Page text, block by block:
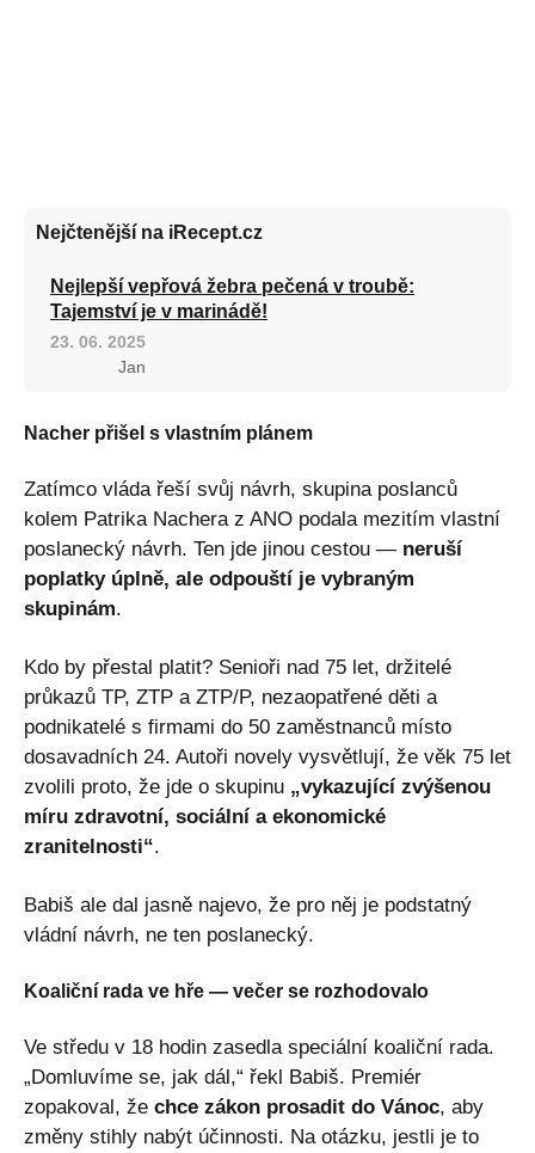
Nejčtenější na iRecept.cz
Nejlepší vepřová žebra pečená v troubě:
Tajemství je v marinádě!
23. 06. 2025
Jan
Nacher přišel s vlastním plánem
Zatímco vláda řeší svůj návrh, skupina poslanců
kolem Patrika Nachera z ANO podala mezitím vlastní
poslanecký návrh. Ten jde jinou cestou — neruší
poplatky úplně, ale odpouští je vybraným
skupinám.
Kdo by přestal platit? Senioři nad 75 let, držitelé
průkazů TP, ZTP a ZTP/P, nezaopatřené děti a
podnikatelé s firmami do 50 zaměstnanců místo
dosavadních 24. Autoři novely vysvětlují, že věk 75 let
zvolili proto, že jde o skupinu „vykazující zvýšenou
míru zdravotní, sociální a ekonomické
zranitelnosti“.
Babiš ale dal jasně najevo, že pro něj je podstatný
vládní návrh, ne ten poslanecký.
Koaliční rada ve hře — večer se rozhodovalo
Ve středu v 18 hodin zasedla speciální koaliční rada.
„Domluvíme se, jak dál,“ řekl Babiš. Premiér
zopakoval, že chce zákon prosadit do Vánoc, aby
změny stihly nabýt účinnosti. Na otázku, jestli je to